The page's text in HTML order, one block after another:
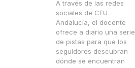
A través de las redes
sociales de CEU
Andalucía, el docente
ofrece a diario una serie
de pistas para que los
seguidores descubran
dónde se encuentran